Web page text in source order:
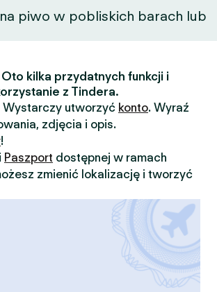
piwo w pobliskich barach lub
kilka przydatnych funkcji i
z Tindera.
Wystarczy utworzyć konto. Wyraź
zdjęcia i opis.
!
Paszport dostępnej w ramach
zmienić lokalizację i tworzyć